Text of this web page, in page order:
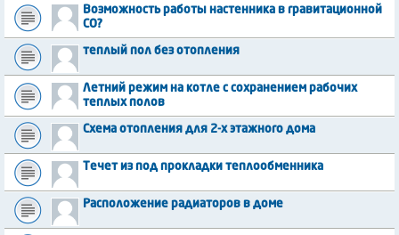
Возможность работы настенника в гравитационной
СО?
теплый пол без отопления
Летний режим на котле с сохранением рабочих
теплых полов
Схема отопления для 2-х этажного дома
Течет из под прокладки теплообменника
Расположение радиаторов в доме